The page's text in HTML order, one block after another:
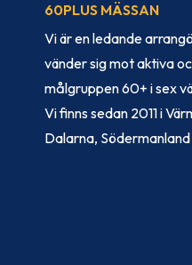
60PLUS MÄSSAN
Vi är en ledande
vänder sig mot aktiva
målgruppen 60+ i sex
Vi finns sedan 2011 i
Dalarna,